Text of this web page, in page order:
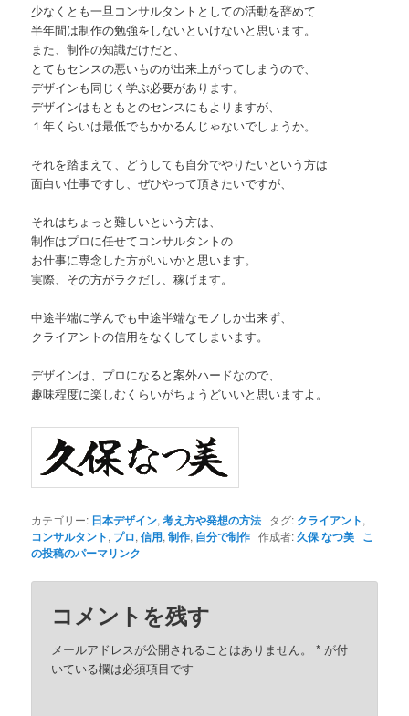
少なくとも一旦コンサルタントとしての活動を辞めて
半年間は制作の勉強をしないといけないと思います。
また、制作の知識だけだと、
とてもセンスの悪いものが出来上がってしまうので、
デザインも同じく学ぶ必要があります。
デザインはもともとのセンスにもよりますが、
１年くらいは最低でもかかるんじゃないでしょうか。
それを踏まえて、どうしても自分でやりたいという方は
面白い仕事ですし、ぜひやって頂きたいですが、
それはちょっと難しいという方は、
制作はプロに任せてコンサルタントの
お仕事に専念した方がいいかと思います。
実際、その方がラクだし、稼げます。
中途半端に学んでも中途半端なモノしか出来ず、
クライアントの信用をなくしてしまいます。
デザインは、プロになると案外ハードなので、
趣味程度に楽しむくらいがちょうどいいと思いますよ。
カテゴリー: 日本デザイン,考え方や発想の方法 タグ: クライアント,
コンサルタント, プロ,信用,制作, 自分で制作 作成者:久保 なつ美 こ
の投稿のパーマリンク
コメントを残す
メールアドレスが公開されることはありません。* が付
いている欄は必須項目です